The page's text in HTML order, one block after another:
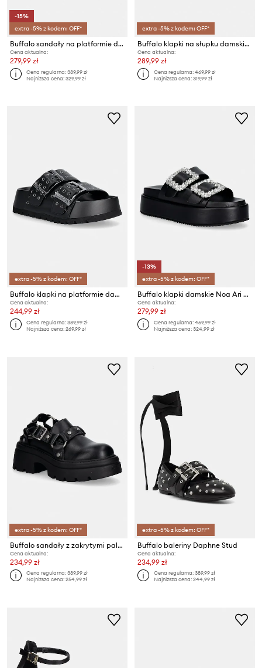
-15%
extra -5% z kodem: OFF*
Buffalo sandały na platformie damskie Jane Athena Buckle
Cena aktualna:
279,99 zł
Cena regularna:389,99 zł
Najniższa cena:329,99 zł
extra -5% z kodem: OFF*
Buffalo klapki na słupku damskie Killah Mule
Cena aktualna:
289,99 zł
Cena regularna:469,99 zł
Najniższa cena:319,99 zł
extra -5% z kodem: OFF*
Buffalo klapki na platformie damskie Jane Ari Riv
Cena aktualna:
244,99 zł
Cena regularna:389,99 zł
Najniższa cena:269,99 zł
-13%
extra -5% z kodem: OFF*
Buffalo klapki damskie Noa Ari Glam
Cena aktualna:
279,99 zł
Cena regularna:469,99 zł
Najniższa cena:324,99 zł
extra -5% z kodem: OFF*
Buffalo sandały z zakrytymi palcami damskie Vega Clog Buckle
Cena aktualna:
234,99 zł
Cena regularna:389,99 zł
Najniższa cena:254,99 zł
extra -5% z kodem: OFF*
Buffalo baleriny Daphne Stud
Cena aktualna:
234,99 zł
Cena regularna:389,99 zł
Najniższa cena:244,99 zł